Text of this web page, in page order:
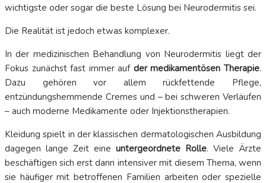
wichtigste oder sogar die beste Lösung bei Neurodermitis sei.
Die Realität ist jedoch etwas komplexer.
In der medizinischen Behandlung von Neurodermitis liegt der
Fokus zunächst fast immer auf der medikamentösen Therapie.
Dazu gehören vor allem rückfettende Pflege,
entzündungshemmende Cremes und – bei schweren Verläufen
– auch moderne Medikamente oder Injektionstherapien.
Kleidung spielt in der klassischen dermatologischen Ausbildung
dagegen lange Zeit eine untergeordnete Rolle. Viele Ärzte
beschäftigen sich erst dann intensiver mit diesem Thema, wenn
sie häufiger mit betroffenen Familien arbeiten oder spezielle